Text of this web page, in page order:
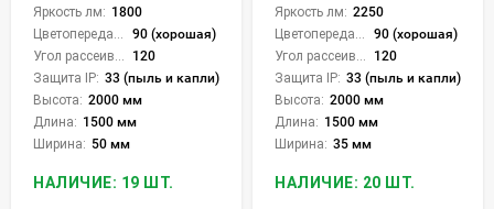
Яркость лм: 1800
Цветопередача (CRI):
90 (хорошая)
Угол рассеивания света °:
120
Защита IP: 33 (пыль и капли)
Высота: 2000 мм
Длина: 1500 мм
Ширина: 50 мм
НАЛИЧИЕ: 19 ШТ.
Яркость лм: 2250
Цветопередача (CRI):
90 (хорошая)
Угол рассеивания света °:
120
Защита IP: 33 (пыль и капли)
Высота: 2000 мм
Длина: 1500 мм
Ширина: 35 мм
НАЛИЧИЕ: 20 ШТ.